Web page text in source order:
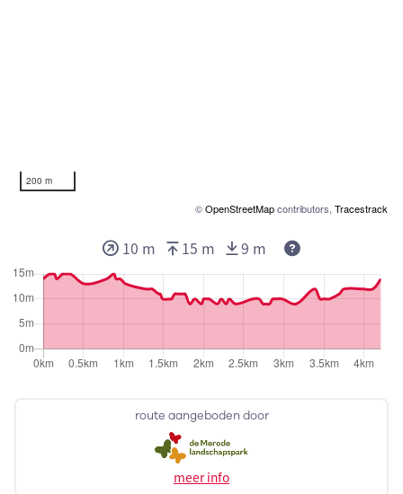
200 m
©OpenStreetMapcontributors, Tracestrack
route aangeboden door
meer info
10 m 15 m 9 m